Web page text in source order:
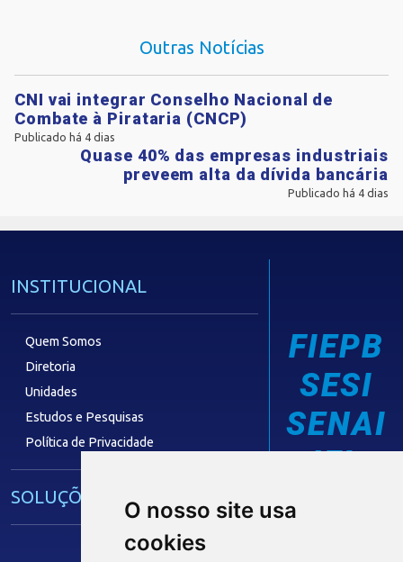
O nosso site usa
cookies
Outras Notícias
CNI vai integrar Conselho Nacional de
Combate à Pirataria (CNCP)
Publicado há 4 dias
Quase 40% das empresas industriais
preveem alta da dívida bancária
Publicado há 4 dias
INSTITUCIONAL
Quem Somos
Diretoria
Unidades
Estudos e Pesquisas
Política de Privacidade
SOLUÇÕES E SERVIÇOS
FIEPB
SESI
SENAI
IEL